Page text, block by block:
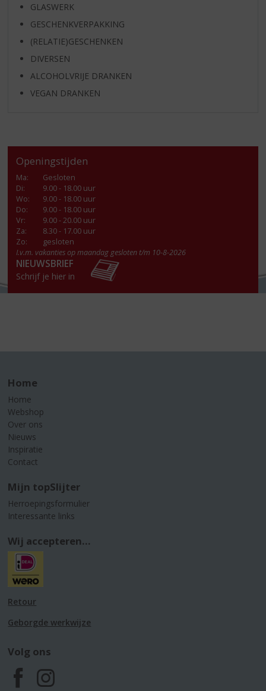
GLASWERK
GESCHENKVERPAKKING
(RELATIE)GESCHENKEN
DIVERSEN
ALCOHOLVRIJE DRANKEN
VEGAN DRANKEN
Openingstijden
Ma:
Gesloten
Di:
9.00 - 18.00 uur
Wo:
9.00 - 18.00 uur
Do:
9.00 - 18.00 uur
Vr:
9.00 - 20.00 uur
Za:
8.30 - 17.00 uur
Zo:
gesloten
I.v.m. vakanties op maandag gesloten t/m 10-8-2026
NIEUWSBRIEF
Schrijf je hier in
Home
Home
Webshop
Over ons
Nieuws
Inspiratie
Contact
Mijn topSlijter
Herroepingsformulier
Interessante links
Wij accepteren...
Retour
Geborgde werkwijze
Volg ons
F I